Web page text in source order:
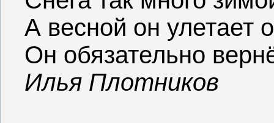
А весной он улетает
Он обязательно
Илья Плотников